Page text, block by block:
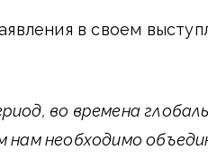
в своем
во времена
нам необходимо